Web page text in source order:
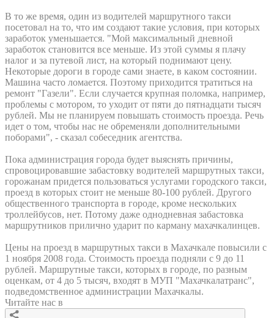
В то же время, один из водителей маршрутного такси
посетовал на то, что им создают такие условия, при которых
заработок уменьшается. "Мой максимальный дневной
заработок становится все меньше. Из этой суммы я плачу
налог и за путевой лист, на который поднимают цену.
Некоторые дороги в городе сами знаете, в каком состоянии.
Машина часто ломается. Поэтому приходится тратиться на
ремонт "Газели". Если случается крупная поломка, например,
проблемы с мотором, то уходит от пяти до пятнадцати тысяч
рублей. Мы не планируем повышать стоимость проезда. Речь
идет о том, чтобы нас не обременяли дополнительными
поборами", - сказал собеседник агентства.
Пока администрация города будет выяснять причины,
спровоцировавшие забастовку водителей маршрутных такси,
горожанам придется пользоваться услугами городского такси,
проезд в которых стоит не меньше 80-100 рублей. Другого
общественного транспорта в городе, кроме нескольких
троллейбусов, нет. Потому даже однодневная забастовка
маршрутников прилично ударит по карману махачкалинцев.
Цены на проезд в маршрутных такси в Махачкале повысили с
1 ноября 2008 года. Стоимость проезда подняли с 9 до 11
рублей. Маршрутные такси, которых в городе, по разным
оценкам, от 4 до 5 тысяч, входят в МУП "Махачкалатранс",
подведомственное администрации Махачкалы.
Читайте нас в